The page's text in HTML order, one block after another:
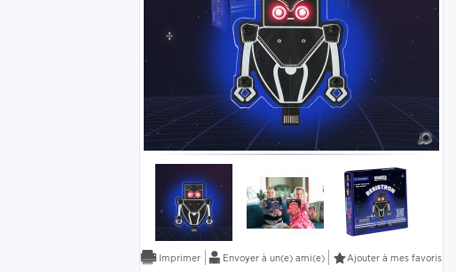
Envoyer à un(e) ami(e) Ajouter à mes favoris